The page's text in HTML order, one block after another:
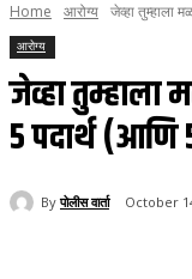
Home आरोग्य जेव्हा तुम्हाला
आरोग्य
जेव्हा तुम्हाला
5 पदार्थ (आणि
By पोलीस वार्ता October